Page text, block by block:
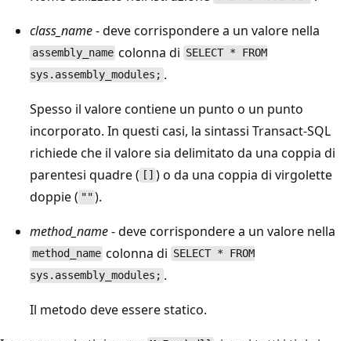
class_name- deve corrispondere a un valore nella
assembly_name colonna di SELECT * FROM
sys.assembly_modules; .
Spesso il valore contiene un punto o un punto
incorporato. In questi casi, la sintassi Transact-SQL
richiede che il valore sia delimitato da una coppia di
parentesi quadre ( [] ) o da una coppia di virgolette
doppie ( "" ).
method_name- deve corrispondere a un valore nella
method_name colonna di SELECT * FROM
sys.assembly_modules; .
Il metodo deve essere statico.